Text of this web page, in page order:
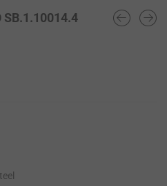
SB.1.10014.4